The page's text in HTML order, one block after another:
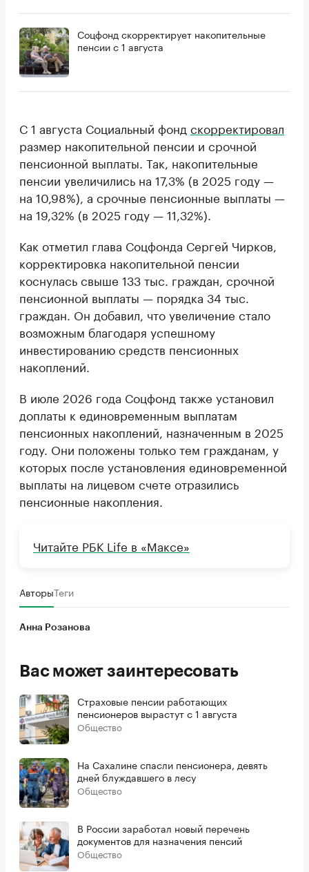
Соцфонд скорректирует накопительные
пенсии с 1 августа
С 1 августа Социальный фонд скорректировал
размер накопительной пенсии и срочной
пенсионной выплаты. Так, накопительные
пенсии увеличились на 17,3% (в 2025 году —
на 10,98%), а срочные пенсионные выплаты —
на 19,32% (в 2025 году — 11,32%).
Как отметил глава Соцфонда Сергей Чирков,
корректировка накопительной пенсии
коснулась свыше 133 тыс. граждан, срочной
пенсионной выплаты — порядка 34 тыс.
граждан. Он добавил, что увеличение стало
возможным благодаря успешному
инвестированию средств пенсионных
накоплений.
В июле 2026 года Соцфонд также установил
доплаты к единовременным выплатам
пенсионных накоплений, назначенным в 2025
году. Они положены только тем гражданам, у
которых после установления единовременной
выплаты на лицевом счете отразились
пенсионные накопления.
Читайте РБК Life в «Максе»
АвторыТеги
Анна Розанова
Вас может заинтересовать
Страховые пенсии работающих
пенсионеров вырастут с 1 августа
Общество
На Сахалине спасли пенсионера, девять
дней блуждавшего в лесу
Общество
В России заработал новый перечень
документов для назначения пенсий
Общество